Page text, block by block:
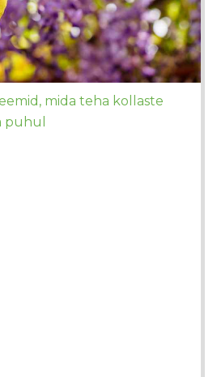
mida teha kollaste
puhul